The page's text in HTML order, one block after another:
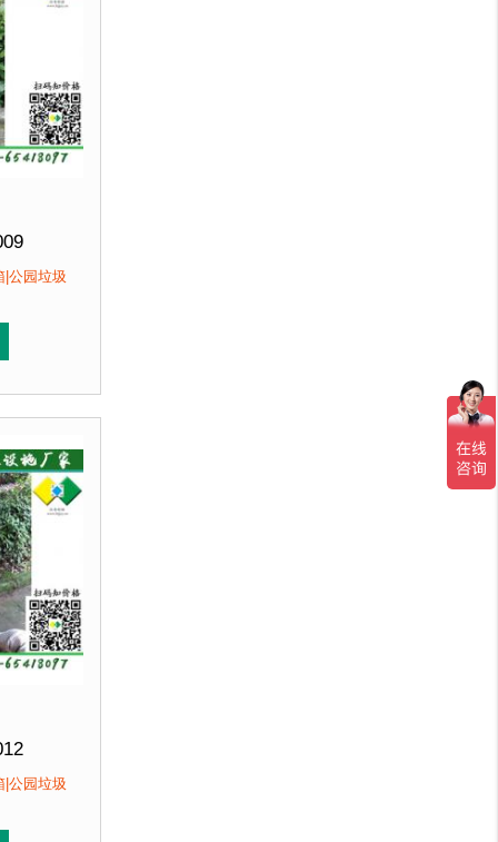
比高，精选材质，经济实惠，坚固耐用。
条流畅，外型优美，增添城市色彩。3、性价比高，精选
发
不会对环境产生污染。2、产品在视觉上，线条流畅，外
|公园垃圾
发
|公园垃圾